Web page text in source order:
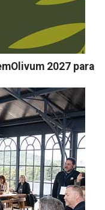
2027 para